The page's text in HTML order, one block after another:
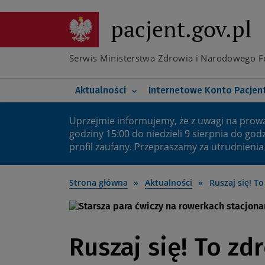
treści
pacjent.gov.pl
Serwis Ministerstwa Zdrowia i Narodowego
Główna
nawigacja
Aktualności
Co nowego na IKP
Internetowe Konto
Poznaj e-receptę
Ważny
komunikat
Uprzejmie informujemy, że z uwagi na
godziny 15:00 do niedzieli 9 sierpnia do
profil zaufany. Przepraszamy za utrudnienia
Strona główna Aktualności Ruszaj się!
Ruszaj się! To